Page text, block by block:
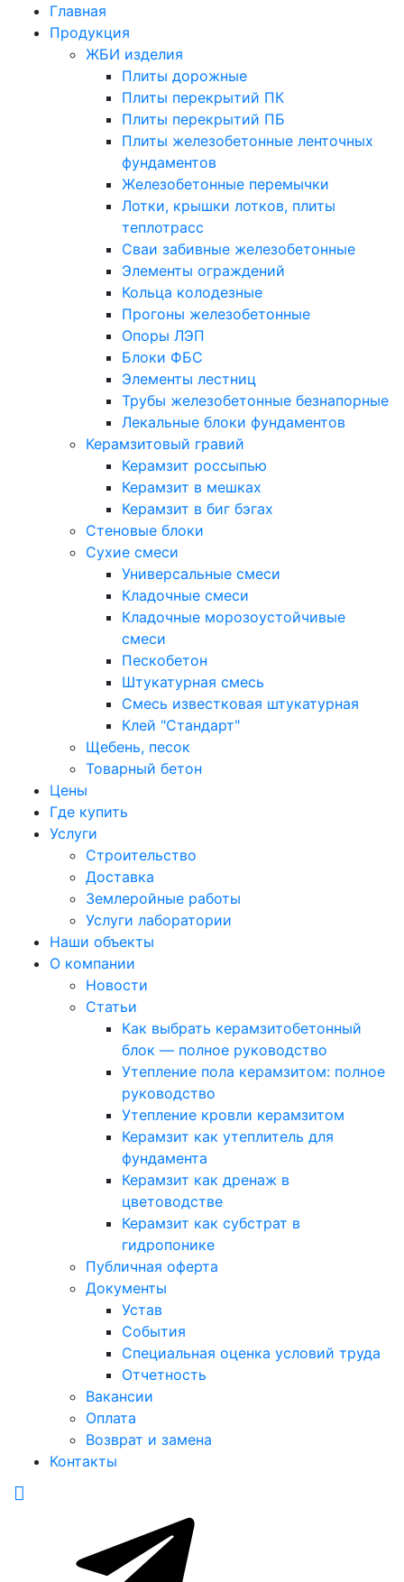
Главная
Продукция
ЖБИ изделия
Плиты дорожные
Плиты перекрытий ПК
Плиты перекрытий ПБ
Плиты железобетонные ленточных
фундаментов
Железобетонные перемычки
Лотки, крышки лотков, плиты
теплотрасс
Сваи забивные железобетонные
Элементы ограждений
Кольца колодезные
Прогоны железобетонные
Опоры ЛЭП
Блоки ФБС
Элементы лестниц
Трубы железобетонные безнапорные
Лекальные блоки фундаментов
Керамзитовый гравий
Керамзит россыпью
Керамзит в мешках
Керамзит в биг бэгах
Cтеновые блоки
Сухие смеси
Универсальные смеси
Кладочные смеси
Кладочные морозоустойчивые
смеси
Пескобетон
Штукатурная смесь
Смесь известковая штукатурная
Клей "Стандарт"
Щебень, песок
Товарный бетон
Цены
Где купить
Услуги
Строительство
Доставка
Землеройные работы
Услуги лаборатории
Наши объекты
О компании
Новости
Статьи
Как выбрать керамзитобетонный
блок — полное руководство
Утепление пола керамзитом: полное
руководство
Утепление кровли керамзитом
Керамзит как утеплитель для
фундамента
Керамзит как дренаж в
цветоводстве
Керамзит как субстрат в
гидропонике
Публичная оферта
Документы
Устав
События
Специальная оценка условий труда
Отчетность
Вакансии
Оплата
Возврат и замена
Контакты